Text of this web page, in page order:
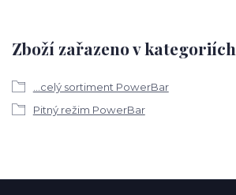
Zboží zařazeno v kategoriích
...celý sortiment PowerBar
Pitný režim PowerBar